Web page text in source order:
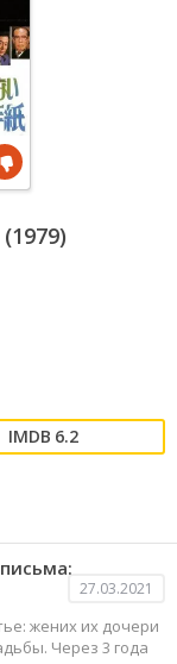
6.2
27.03.2021
жених их дочери
Через 3 года